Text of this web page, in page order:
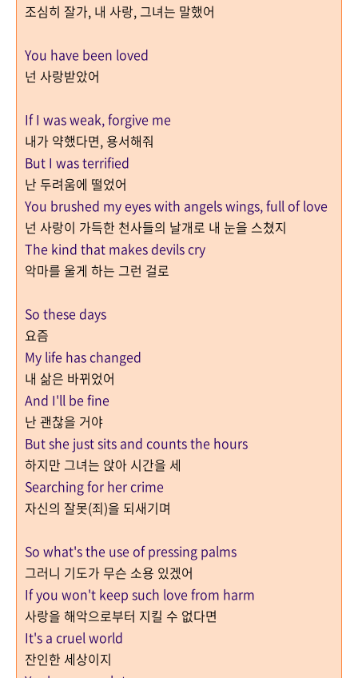
조심히 잘가, 내 사랑, 그녀는 말했어
You have been loved
넌 사랑받았어
If I was weak, forgive me
내가 약했다면, 용서해줘
But I was terrified
난 두려움에 떨었어
You brushed my eyes with angels wings, full of love
넌 사랑이 가득한 천사들의 날개로 내 눈을 스쳤지
The kind that makes devils cry
악마를 울게 하는 그런 걸로
So these days
요즘
My life has changed
내 삶은 바뀌었어
And I'll be fine
난 괜찮을 거야
But she just sits and counts the hours
하지만 그녀는 앉아 시간을 세
Searching for her crime
자신의 잘못(죄)을 되새기며
So what's the use of pressing palms
그러니 기도가 무슨 소용 있겠어
If you won't keep such love from harm
사랑을 해악으로부터 지킬 수 없다면
It's a cruel world
잔인한 세상이지